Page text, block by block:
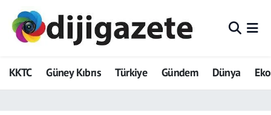
KKTC Güney Kıbrıs Türkiye Gündem Dünya
ADVERTORIAL
Dijigazete
Hava Durumu
Trafik Durumu